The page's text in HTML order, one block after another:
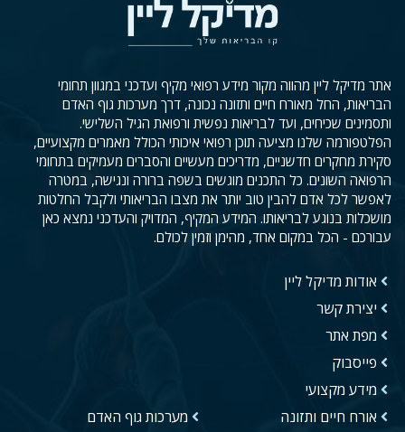
אתר מדיקל ליין מהווה מקור מידע רפואי מקיף ועדכני במגוון תחומי
הבריאות, החל מאורח חיים ותזונה נכונה, דרך מערכות גוף האדם
ותסמינים שכיחים, ועד לבריאות נפשית ורפואת הגיל השלישי.
הפלטפורמה שלנו מציעה תוכן רפואי איכותי הכולל מאמרים מקצועיים,
סקירת מחקרים חדשניים, מדריכים מעשיים והסברים מעמיקים בתחומי
הרפואה השונים. כל התכנים מוגשים בשפה ברורה ונגישה, במטרה
לאפשר לכל אדם להבין טוב יותר את מצבו הבריאותי ולקבל החלטות
מושכלות בנוגע לבריאותו. המידע המקיף, המדויק והעדכני נמצא כאן
עבורכם - הכל במקום אחד, מהימן וזמין לכולם.
אודות מדיקל ליין
יצירת קשר
מפת אתר
פייסבוק
מידע מקצועי
אורח חיים ותזונה
מערכות גוף האדם